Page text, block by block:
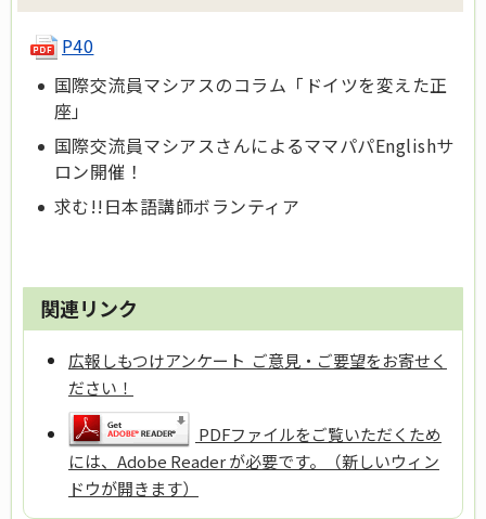
P40
国際交流員マシアスのコラム「ドイツを変えた正
座」
国際交流員マシアスさんによるママパパEnglishサ
ロン開催！
求む!!日本語講師ボランティア
関連リンク
広報しもつけアンケート ご意見・ご要望をお寄せく
ださい！
PDFファイルをご覧いただくため
には、Adobe Reader が必要です。（新しいウィン
ドウが開きます）